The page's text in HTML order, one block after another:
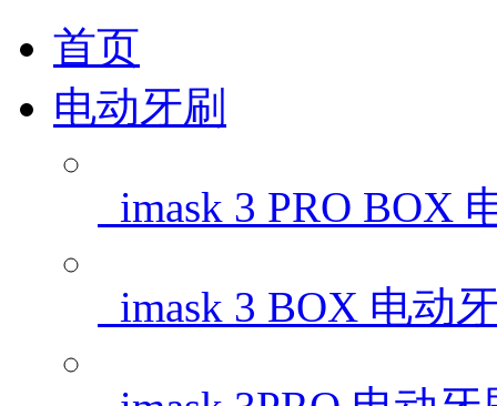
首页
电动牙刷
imask 3 PRO BOX
imask 3 BOX 电动